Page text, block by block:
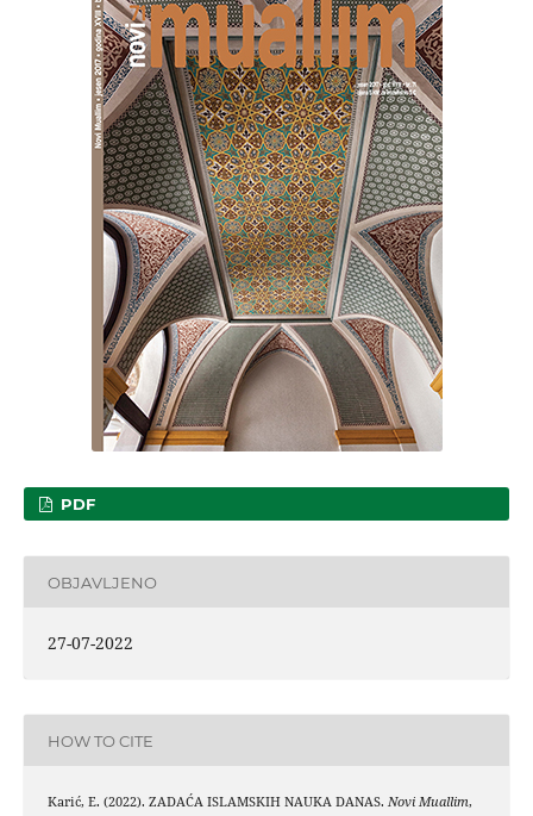
PDF
OBJAVLJENO
27-07-2022
HOW TO CITE
Karić, E. (2022). ZADAĆA ISLAMSKIH NAUKA DANAS. Novi Muallim,